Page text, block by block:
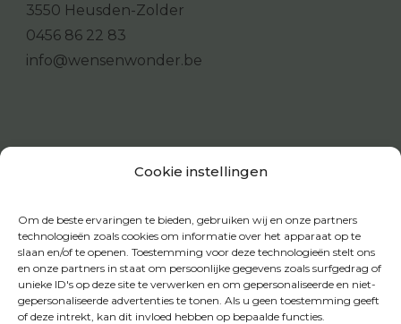
Cookie instellingen
Om de beste ervaringen te bieden, gebruiken wij en onze partners
technologieën zoals cookies om informatie over het apparaat op te
slaan en/of te openen. Toestemming voor deze technologieën stelt ons
en onze partners in staat om persoonlijke gegevens zoals surfgedrag of
unieke ID's op deze site te verwerken en om gepersonaliseerde en niet-
gepersonaliseerde advertenties te tonen. Als u geen toestemming geeft
of deze intrekt, kan dit invloed hebben op bepaalde functies.
3550 Heusden-Zolder
0456 86 22 83
info@wensenwonder.be